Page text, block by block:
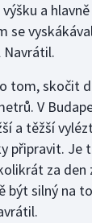
a
se
Navrátil.
tom, skočit
V
a těžší
připravit. Je
za
být silný na